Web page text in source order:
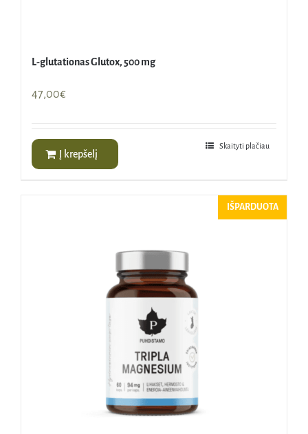
L-glutationas Glutox, 500 mg
47,00€
Į krepšelį
Skaityti plačiau
IŠPARDUOTA